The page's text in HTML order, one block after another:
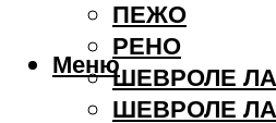
ПЕЖО
РЕНО
ШЕВРОЛЕ
ШЕВРОЛЕ
Меню